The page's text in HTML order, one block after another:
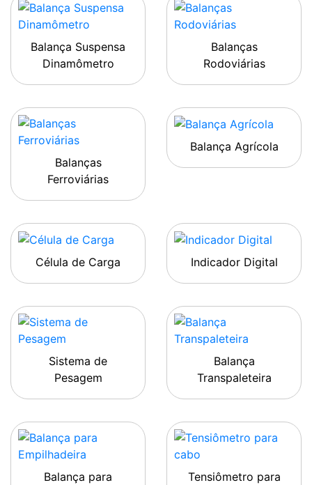
Balança Suspensa
Dinamômetro
Balanças
Rodoviárias
Balanças
Ferroviárias
Balança Agrícola
Célula de Carga Indicador Digital
Sistema de
Pesagem
Balança
Transpaleteira
Balança para
Tensiômetro para